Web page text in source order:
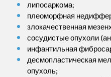
липосаркома;
плеоморфная
злокачественная
сосудистые опухоли
инфантильная
десмопластическая
опухоль;